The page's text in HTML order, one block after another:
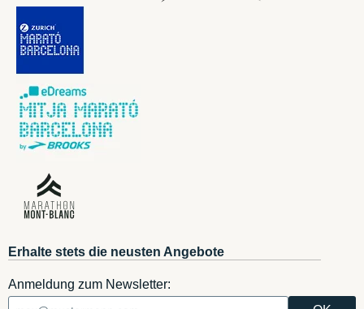
Erhalte stets die neusten Angebote
Anmeldung zum Newsletter: